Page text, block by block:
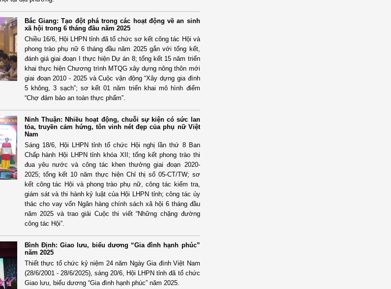
Bắc Giang: Tạo đột phá trong các hoạt động về an sinh
xã hội trong 6 tháng đầu năm 2025
Chiều 16/6, Hội LHPN tỉnh đã tổ chức sơ kết công tác Hội và
phong trào phụ nữ 6 tháng đầu năm 2025 gắn với tổng kết,
đánh giá giai đoạn I thực hiện Dự án 8; tổng kết 15 năm triển
khai thực hiện Chương trình MTQG xây dựng nông thôn mới
giai đoạn 2010 - 2025 và Cuộc vận động “Xây dựng gia đình
5 không, 3 sạch”; sơ kết 01 năm triển khai mô hình điểm
“Chợ đảm bảo an toàn thực phẩm”.
Ninh Thuận: Nhiều hoạt động, chuỗi sự kiện có sức lan
tỏa, truyền cảm hứng, tôn vinh nét đẹp của phụ nữ Việt
Nam
Sáng 18/6, Hội LHPN tỉnh tổ chức Hội nghị lần thứ 8 Ban
Chấp hành Hội LHPN tỉnh khóa XII; tổng kết phong trào thi
đua yêu nước và công tác khen thưởng giai đoạn 2020-
2025; tổng kết 10 năm thực hiện Chỉ thị số 05-CT/TW; sơ
kết công tác Hội và phong trào phụ nữ, công tác kiểm tra,
giám sát và thi hành kỷ luật của Hội LHPN tỉnh; công tác ủy
thác cho vay vốn Ngân hàng chính sách xã hội 6 tháng đầu
năm 2025 và trao giải Cuộc thi viết “Những chặng đường
công tác Hội”.
Bình Định: Giao lưu, biểu dương “Gia đình hạnh phúc”
năm 2025
Thiết thực tổ chức kỷ niệm 24 năm Ngày Gia đình Việt Nam
(28/6/2001 - 28/6/2025), sáng 20/6, Hội LHPN tỉnh đã tổ chức
Giao lưu, biểu dương “Gia đình hạnh phúc” năm 2025.